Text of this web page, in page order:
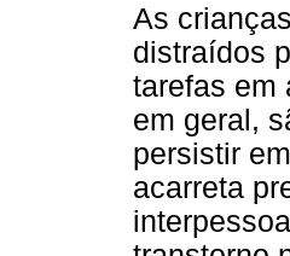
As
distraídos
tarefas em
em geral,
persistir
acarreta